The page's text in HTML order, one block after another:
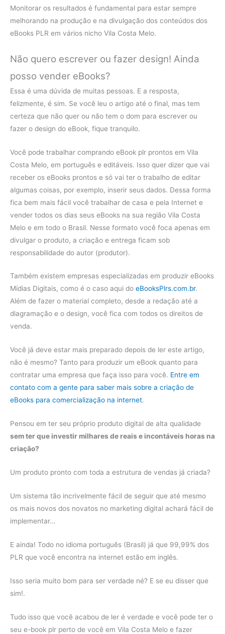
Monitorar os resultados é fundamental para estar sempre
melhorando na produção e na divulgação dos conteúdos dos
eBooks PLR em vários nicho Vila Costa Melo.
Não quero escrever ou fazer design! Ainda
posso vender eBooks?
Essa é uma dúvida de muitas pessoas. E a resposta,
felizmente, é sim. Se você leu o artigo até o final, mas tem
certeza que não quer ou não tem o dom para escrever ou
fazer o design do eBook, fique tranquilo.
Você pode trabalhar comprando eBook plr prontos em Vila
Costa Melo, em português e editáveis. Isso quer dizer que vai
receber os eBooks prontos e só vai ter o trabalho de editar
algumas coisas, por exemplo, inserir seus dados. Dessa forma
fica bem mais fácil você trabalhar de casa e pela Internet e
vender todos os dias seus eBooks na sua região Vila Costa
Melo e em todo o Brasil. Nesse formato você foca apenas em
divulgar o produto, a criação e entrega ficam sob
responsabilidade do autor (produtor).
Também existem empresas especializadas em produzir eBooks
Mídias Digitais, como é o caso aqui do eBooksPlrs.com.br.
Além de fazer o material completo, desde a redação até a
diagramação e o design, você fica com todos os direitos de
venda.
Você já deve estar mais preparado depois de ler este artigo,
não é mesmo? Tanto para produzir um eBook quanto para
contratar uma empresa que faça isso para você. Entre em
contato com a gente para saber mais sobre a criação de
eBooks para comercialização na internet.
Pensou em ter seu próprio produto digital de alta qualidade
sem ter que investir milhares de reais e incontáveis horas na
criação?
Um produto pronto com toda a estrutura de vendas já criada?
Um sistema tão incrivelmente fácil de seguir que até mesmo
os mais novos dos novatos no marketing digital achará fácil de
implementar…
E ainda! Todo no idioma português (Brasil) já que 99,99% dos
PLR que você encontra na internet estão em inglês.
Isso seria muito bom para ser verdade né? E se eu disser que
sim!.
Tudo isso que você acabou de ler é verdade e você pode ter o
seu e-book plr perto de você em Vila Costa Melo e fazer